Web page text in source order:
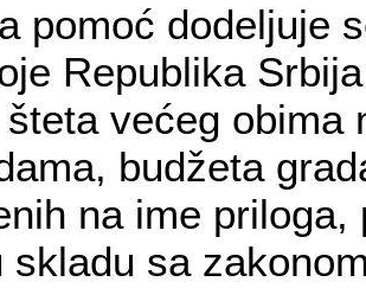
pomoć dodeljuje
Republika
većeg obima
budžeta
na ime
skladu sa